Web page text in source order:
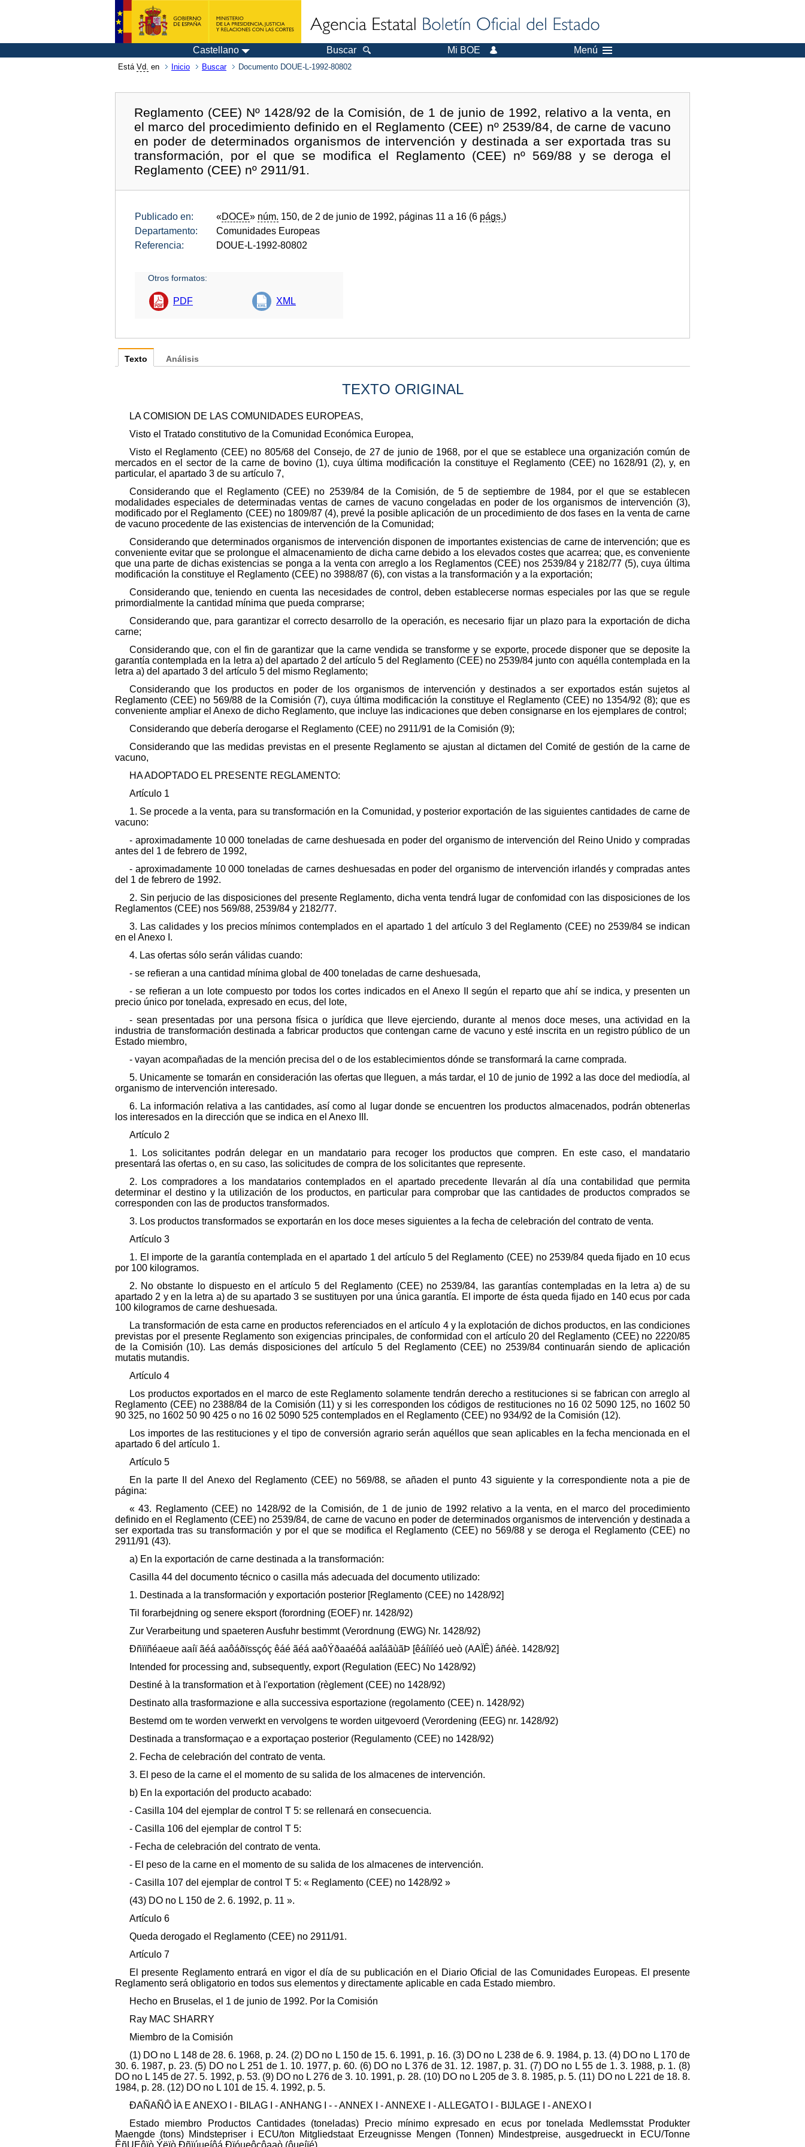
Castellano Buscar Mi BOE Menú
Está Vd. en Inicio Buscar Documento DOUE-L-1992-80802
Reglamento (CEE) Nº 1428/92 de la Comisión, de 1 de junio de 1992, relativo a la venta, en
el marco del procedimiento definido en el Reglamento (CEE) nº 2539/84, de carne de vacuno
en poder de determinados organismos de intervención y destinada a ser exportada tras su
transformación, por el que se modifica el Reglamento (CEE) nº 569/88 y se deroga el
Reglamento (CEE) nº 2911/91.
Publicado en: «DOCE» núm. 150, de 2 de junio de 1992, páginas 11 a 16 (6 págs.)
Departamento:
Comunidades Europeas
Referencia:
DOUE-L-1992-80802
Otros formatos:
PDF XML
Texto
TEXTO ORIGINAL
LA COMISION DE LAS COMUNIDADES EUROPEAS,
Visto el Tratado constitutivo de la Comunidad Económica Europea,
Visto el Reglamento (CEE) no 805/68 del Consejo, de 27 de junio de 1968, por el que se establece una organización común de
mercados en el sector de la carne de bovino (1), cuya última modificación la constituye el Reglamento (CEE) no 1628/91 (2), y, en
particular, el apartado 3 de su artículo 7,
Considerando que el Reglamento (CEE) no 2539/84 de la Comisión, de 5 de septiembre de 1984, por el que se establecen
modalidades especiales de determinadas ventas de carnes de vacuno congeladas en poder de los organismos de intervención (3),
modificado por el Reglamento (CEE) no 1809/87 (4), prevé la posible aplicación de un procedimiento de dos fases en la venta de carne
de vacuno procedente de las existencias de intervención de la Comunidad;
Considerando que determinados organismos de intervención disponen de importantes existencias de carne de intervención; que es
conveniente evitar que se prolongue el almacenamiento de dicha carne debido a los elevados costes que acarrea; que, es conveniente
que una parte de dichas existencias se ponga a la venta con arreglo a los Reglamentos (CEE) nos 2539/84 y 2182/77 (5), cuya última
modificación la constituye el Reglamento (CEE) no 3988/87 (6), con vistas a la transformación y a la exportación;
Considerando que, teniendo en cuenta las necesidades de control, deben establecerse normas especiales por las que se regule
primordialmente la cantidad mínima que pueda comprarse;
Considerando que, para garantizar el correcto desarrollo de la operación, es necesario fijar un plazo para la exportación de dicha
carne;
Considerando que, con el fin de garantizar que la carne vendida se transforme y se exporte, procede disponer que se deposite la
garantía contemplada en la letra a) del apartado 2 del artículo 5 del Reglamento (CEE) no 2539/84 junto con aquélla contemplada en la
letra a) del apartado 3 del artículo 5 del mismo Reglamento;
Considerando que los productos en poder de los organismos de intervención y destinados a ser exportados están sujetos al
Reglamento (CEE) no 569/88 de la Comisión (7), cuya última modificación la constituye el Reglamento (CEE) no 1354/92 (8); que es
conveniente ampliar el Anexo de dicho Reglamento, que incluye las indicaciones que deben consignarse en los ejemplares de control;
Considerando que debería derogarse el Reglamento (CEE) no 2911/91 de la Comisión (9);
Considerando que las medidas previstas en el presente Reglamento se ajustan al dictamen del Comité de gestión de la carne de
vacuno,
HA ADOPTADO EL PRESENTE REGLAMENTO:
Artículo 1
1. Se procede a la venta, para su transformación en la Comunidad, y posterior exportación de las siguientes cantidades de carne de
vacuno:
- aproximadamente 10 000 toneladas de carne deshuesada en poder del organismo de intervención del Reino Unido y compradas
antes del 1 de febrero de 1992,
- aproximadamente 10 000 toneladas de carnes deshuesadas en poder del organismo de intervención irlandés y compradas antes
del 1 de febrero de 1992.
2. Sin perjucio de las disposiciones del presente Reglamento, dicha venta tendrá lugar de confomidad con las disposiciones de los
Reglamentos (CEE) nos 569/88, 2539/84 y 2182/77.
3. Las calidades y los precios mínimos contemplados en el apartado 1 del artículo 3 del Reglamento (CEE) no 2539/84 se indican
en el Anexo I.
4. Las ofertas sólo serán válidas cuando:
- se refieran a una cantidad mínima global de 400 toneladas de carne deshuesada,
- se refieran a un lote compuesto por todos los cortes indicados en el Anexo II según el reparto que ahí se indica, y presenten un
precio único por tonelada, expresado en ecus, del lote,
- sean presentadas por una persona física o jurídica que lleve ejerciendo, durante al menos doce meses, una actividad en la
industria de transformación destinada a fabricar productos que contengan carne de vacuno y esté inscrita en un registro público de un
Estado miembro,
- vayan acompañadas de la mención precisa del o de los establecimientos dónde se transformará la carne comprada.
5. Unicamente se tomarán en consideración las ofertas que lleguen, a más tardar, el 10 de junio de 1992 a las doce del mediodía, al
organismo de intervención interesado.
6. La información relativa a las cantidades, así como al lugar donde se encuentren los productos almacenados, podrán obtenerlas
los interesados en la dirección que se indica en el Anexo III.
Artículo 2
1. Los solicitantes podrán delegar en un mandatario para recoger los productos que compren. En este caso, el mandatario
presentará las ofertas o, en su caso, las solicitudes de compra de los solicitantes que represente.
2. Los compradores a los mandatarios contemplados en el apartado precedente llevarán al día una contabilidad que permita
determinar el destino y la utilización de los productos, en particular para comprobar que las cantidades de productos comprados se
corresponden con las de productos transformados.
3. Los productos transformados se exportarán en los doce meses siguientes a la fecha de celebración del contrato de venta.
Artículo 3
1. El importe de la garantía contemplada en el apartado 1 del artículo 5 del Reglamento (CEE) no 2539/84 queda fijado en 10 ecus
por 100 kilogramos.
2. No obstante lo dispuesto en el artículo 5 del Reglamento (CEE) no 2539/84, las garantías contempladas en la letra a) de su
apartado 2 y en la letra a) de su apartado 3 se sustituyen por una única garantía. El importe de ésta queda fijado en 140 ecus por cada
100 kilogramos de carne deshuesada.
La transformación de esta carne en productos referenciados en el artículo 4 y la explotación de dichos productos, en las condiciones
previstas por el presente Reglamento son exigencias principales, de conformidad con el artículo 20 del Reglamento (CEE) no 2220/85
de la Comisión (10). Las demás disposiciones del artículo 5 del Reglamento (CEE) no 2539/84 continuarán siendo de aplicación
mutatis mutandis.
Artículo 4
Los productos exportados en el marco de este Reglamento solamente tendrán derecho a restituciones si se fabrican con arreglo al
Reglamento (CEE) no 2388/84 de la Comisión (11) y si les corresponden los códigos de restituciones no 16 02 5090 125, no 1602 50
90 325, no 1602 50 90 425 o no 16 02 5090 525 contemplados en el Reglamento (CEE) no 934/92 de la Comisión (12).
Los importes de las restituciones y el tipo de conversión agrario serán aquéllos que sean aplicables en la fecha mencionada en el
apartado 6 del artículo 1.
Artículo 5
En la parte II del Anexo del Reglamento (CEE) no 569/88, se añaden el punto 43 siguiente y la correspondiente nota a pie de
página:
« 43. Reglamento (CEE) no 1428/92 de la Comisión, de 1 de junio de 1992 relativo a la venta, en el marco del procedimiento
definido en el Reglamento (CEE) no 2539/84, de carne de vacuno en poder de determinados organismos de intervención y destinada a
ser exportada tras su transformación y por el que se modifica el Reglamento (CEE) no 569/88 y se deroga el Reglamento (CEE) no
2911/91 (43).
a) En la exportación de carne destinada a la transformación:
Casilla 44 del documento técnico o casilla más adecuada del documento utilizado:
1. Destinada a la transformación y exportación posterior [Reglamento (CEE) no 1428/92]
Til forarbejdning og senere eksport (forordning (EOEF) nr. 1428/92)
Zur Verarbeitung und spaeteren Ausfuhr bestimmt (Verordnung (EWG) Nr. 1428/92)
Ðñïïñéaeue aaíï ãéá aaôáðïssçóç êáé ãéá aaôÝðaaéôá aaîáãùãÞ [êáíïíéó ueò (AAÏÊ) áñéè. 1428/92]
Intended for processing and, subsequently, export (Regulation (EEC) No 1428/92)
Destiné à la transformation et à l'exportation (règlement (CEE) no 1428/92)
Destinato alla trasformazione e alla successiva esportazione (regolamento (CEE) n. 1428/92)
Bestemd om te worden verwerkt en vervolgens te worden uitgevoerd (Verordening (EEG) nr. 1428/92)
Destinada a transformaçao e a exportaçao posterior (Regulamento (CEE) no 1428/92)
2. Fecha de celebración del contrato de venta.
3. El peso de la carne el el momento de su salida de los almacenes de intervención.
b) En la exportación del producto acabado:
- Casilla 104 del ejemplar de control T 5: se rellenará en consecuencia.
- Casilla 106 del ejemplar de control T 5:
- Fecha de celebración del contrato de venta.
- El peso de la carne en el momento de su salida de los almacenes de intervención.
- Casilla 107 del ejemplar de control T 5: « Reglamento (CEE) no 1428/92 »
(43) DO no L 150 de 2. 6. 1992, p. 11 ».
Artículo 6
Queda derogado el Reglamento (CEE) no 2911/91.
Artículo 7
El presente Reglamento entrará en vigor el día de su publicación en el Diario Oficial de las Comunidades Europeas. El presente
Reglamento será obligatorio en todos sus elementos y directamente aplicable en cada Estado miembro.
Hecho en Bruselas, el 1 de junio de 1992. Por la Comisión
Ray MAC SHARRY
Miembro de la Comisión
(1) DO no L 148 de 28. 6. 1968, p. 24. (2) DO no L 150 de 15. 6. 1991, p. 16. (3) DO no L 238 de 6. 9. 1984, p. 13. (4) DO no L 170 de
30. 6. 1987, p. 23. (5) DO no L 251 de 1. 10. 1977, p. 60. (6) DO no L 376 de 31. 12. 1987, p. 31. (7) DO no L 55 de 1. 3. 1988, p. 1. (8)
DO no L 145 de 27. 5. 1992, p. 53. (9) DO no L 276 de 3. 10. 1991, p. 28. (10) DO no L 205 de 3. 8. 1985, p. 5. (11) DO no L 221 de 18. 8.
1984, p. 28. (12) DO no L 101 de 15. 4. 1992, p. 5.
ÐAÑAÑÔ ÌA E ANEXO I - BILAG I - ANHANG I - - ANNEX I - ANNEXE I - ALLEGATO I - BIJLAGE I - ANEXO I
Estado miembro Productos Cantidades (toneladas) Precio mínimo expresado en ecus por tonelada Medlemsstat Produkter
Maengde (tons) Mindstepriser i ECU/ton Mitgliedstaat Erzeugnisse Mengen (Tonnen) Mindestpreise, ausgedrueckt in ECU/Tonne
ÊñUEôïò Ýëïò Ðñïúueíôá Ðïóueôçôaaò (ôueíïé)
Análisis